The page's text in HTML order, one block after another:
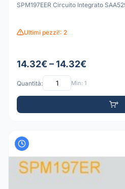
SPM197EER Circuito Integrato
Ultimi pezzi!: 2
14.32€ – 14.32€
Quantità: Min: 1